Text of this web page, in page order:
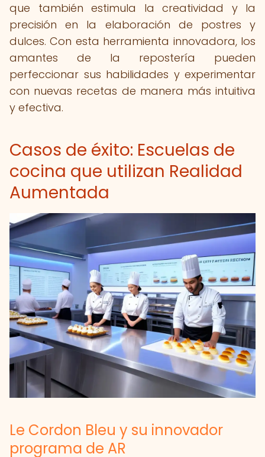
que también estimula la creatividad y la
precisión en la elaboración de postres y
dulces. Con esta herramienta innovadora, los
amantes de la repostería pueden
perfeccionar sus habilidades y experimentar
con nuevas recetas de manera más intuitiva
y efectiva.
Casos de éxito: Escuelas de
cocina que utilizan Realidad
Aumentada
Le Cordon Bleu y su innovador
programa de AR